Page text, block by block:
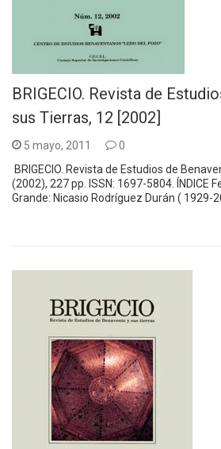
BRIGECIO. Revista de
sus Tierras, 12 [2002]
5 mayo, 2011
0
BRIGECIO. Revista de Estudios de
(2002), 227 pp. ISSN: 1697-5804. ÍNDICE
Grande: Nicasio Rodríguez Durán ( 1929-